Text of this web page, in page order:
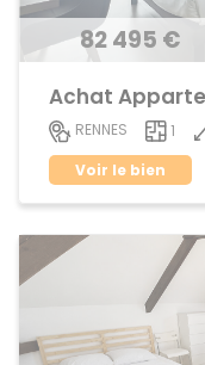
82 495 €
Achat
RENNES 1
Voir le bien